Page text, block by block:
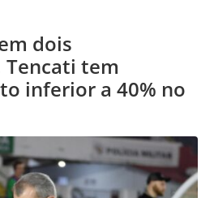
dois
tem
inferior a 40% no